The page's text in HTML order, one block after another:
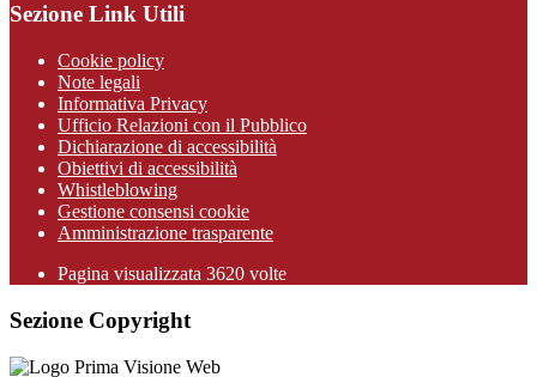
Sezione Link Utili
Cookie policy
Note legali
Informativa Privacy
Ufficio Relazioni con il Pubblico
Dichiarazione di accessibilità
Obiettivi di accessibilità
Whistleblowing
Gestione consensi cookie
Amministrazione trasparente
Pagina visualizzata 3620 volte
Sezione Copyright